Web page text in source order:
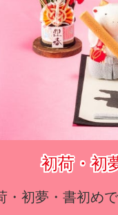
初荷・初
初夢・書初めで